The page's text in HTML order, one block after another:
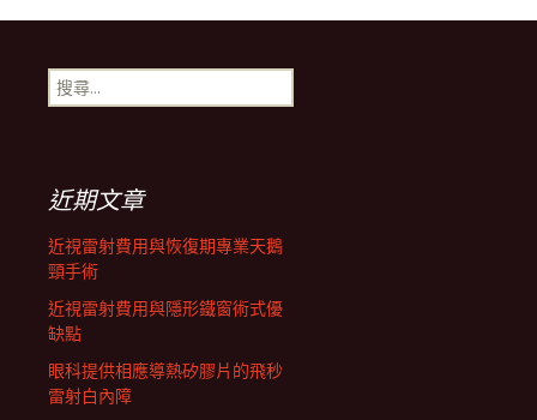
導
航
列
搜
尋
近期文章
近視雷射費用與恢復期專業天鵝
頸手術
近視雷射費用與隱形鐵窗術式優
缺點
眼科提供相應導熱矽膠片的飛秒
雷射白內障